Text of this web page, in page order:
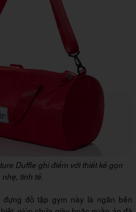
Duffle ghi điểm với thiết kế gọn
nhẹ, tinh tế.
đồ tập gym này là ngăn bên